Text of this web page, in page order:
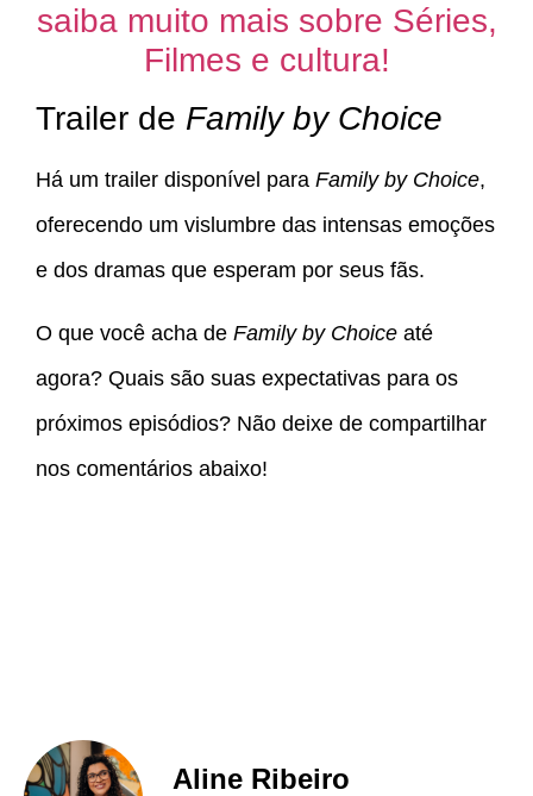
saiba muito mais sobre Séries,
Filmes e cultura!
Trailer de Family by Choice
Há um trailer disponível para Family by Choice,
oferecendo um vislumbre das intensas emoções
e dos dramas que esperam por seus fãs.
O que você acha de Family by Choice até
agora? Quais são suas expectativas para os
próximos episódios? Não deixe de compartilhar
nos comentários abaixo!
Aline Ribeiro